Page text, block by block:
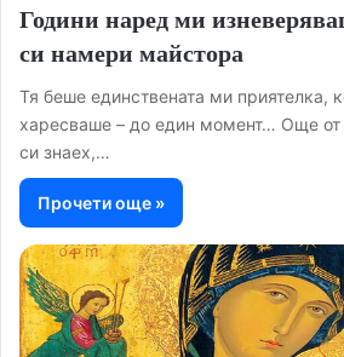
Години наред ми
си намери майстора
Тя беше единствената ми приятелка,
харесваше – до един момент… Още от
си знаех,…
Прочети още »